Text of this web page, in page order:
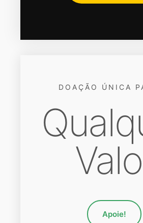
DOAÇÃO ÚNICA
Apoie!